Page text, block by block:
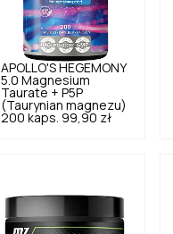
APOLLO'S HEGEMONY
5.0 Magnesium
Taurate + P5P
(Taurynian magnezu)
200 kaps. 99,90 zł